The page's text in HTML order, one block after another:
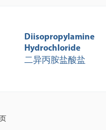
Diisopropylamine
Hydrochloride
二异丙胺盐酸盐